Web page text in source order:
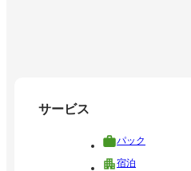
サービス
パック
宿泊